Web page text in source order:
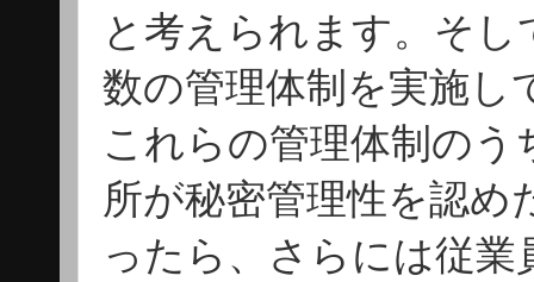
と考えられます。そ
数の管理体制を実施し
これらの管理体制の
所が秘密管理性を認め
ったら、さらには従